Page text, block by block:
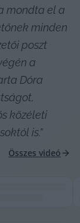
mondta el a
minden
poszt
a
Dóra
közéleti
is.”
Összes videó